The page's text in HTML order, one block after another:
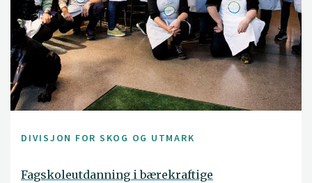
DIVISJON FOR SKOG OG UTMARK
Fagskoleutdanning i bærekraftige